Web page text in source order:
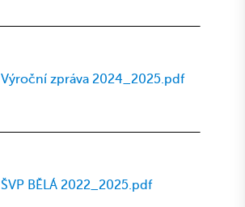
Výroční zpráva 2024_2025.pdf
ŠVP BĚLÁ 2022_2025.pdf